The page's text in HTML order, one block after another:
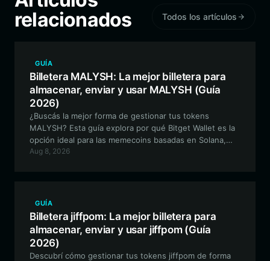
relacionados
Todos los artículos
GUÍA
Billetera MALYSH: La mejor billetera para
almacenar, enviar y usar MALYSH (Guía
2026)
¿Buscás la mejor forma de gestionar tus tokens
MALYSH? Esta guía explora por qué Bitget Wallet es la
opción ideal para las memecoins basadas en Solana,
ofreciendo seguridad de primer nivel y operaciones
Aug 8, 2026
GUÍA
Billetera jiffpom: La mejor billetera para
almacenar, enviar y usar jiffpom (Guía
2026)
Descubrí cómo gestionar tus tokens jiffpom de forma